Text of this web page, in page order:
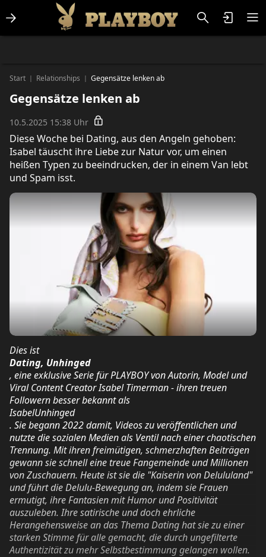
Start | Relationships | Gegensätze lenken ab
Gegensätze lenken ab
10.5.2025 15:38 Uhr
Diese Woche bei Dating, aus den Angeln gehoben:
Isabel täuscht ihre Liebe zur Natur vor, um einen
heißen Typen zu beeindrucken, der in einem Van lebt
und Spam isst.
Dies ist
Dating, Unhinged
, eine exklusive Serie für PLAYBOY von Autorin, Model und
Viral Content Creator Isabel Timerman - ihren treuen
Followern besser bekannt als
IsabelUnhinged
. Sie begann 2022 damit, Videos zu veröffentlichen und
nutzte die sozialen Medien als Ventil nach einer chaotischen
Trennung. Mit ihren freimütigen, schmerzhaften Beiträgen
gewann sie schnell eine treue Fangemeinde und Millionen
von Zuschauern. Heute ist sie die "Kaiserin von Delululand"
und führt die Delulu-Bewegung an, indem sie Frauen
ermutigt, ihre Fantasien mit Humor und Positivität
auszuleben. Ihre satirische und doch ehrliche
Herangehensweise an das Thema Dating hat sie zu einer
starken Stimme für alle gemacht, die durch ungefilterte
Authentizität zu mehr Selbstbestimmung gelangen wollen.